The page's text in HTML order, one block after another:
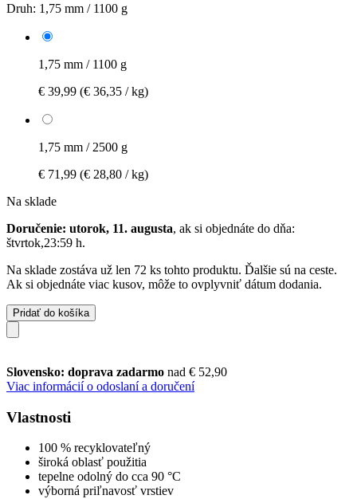
Druh: 1,75 mm / 1100 g
1,75 mm / 1100 g
€ 39,99 (€ 36,35 / kg)
1,75 mm / 2500 g
€ 71,99 (€ 28,80 / kg)
Na sklade
Doručenie: utorok, 11. augusta, ak si objednáte do dňa:
štvrtok,23:59 h.
Na sklade zostáva už len 72 ks tohto produktu. Ďalšie sú na ceste.
Ak si objednáte viac kusov, môže to ovplyvniť dátum dodania.
Pridať do košíka
Slovensko: doprava zadarmo nad € 52,90
Viac informácií o odoslaní a doručení
Vlastnosti
100 % recyklovateľný
široká oblasť použitia
tepelne odolný do cca 90 °C
výborná priľnavosť vrstiev